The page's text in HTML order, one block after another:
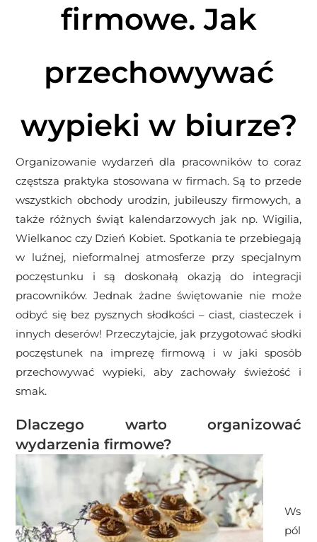
firmowe. Jak
przechowywać
wypieki w biurze?
Organizowanie wydarzeń dla pracowników to coraz
częstsza praktyka stosowana w firmach. Są to przede
wszystkich obchody urodzin, jubileuszy firmowych, a
także różnych świąt kalendarzowych jak np. Wigilia,
Wielkanoc czy Dzień Kobiet. Spotkania te przebiegają
w luźnej, nieformalnej atmosferze przy specjalnym
poczęstunku i są doskonałą okazją do integracji
pracowników. Jednak żadne świętowanie nie może
odbyć się bez pysznych słodkości – ciast, ciasteczek i
innych deserów! Przeczytajcie, jak przygotować słodki
poczęstunek na imprezę firmową i w jaki sposób
przechowywać wypieki, aby zachowały świeżość i
smak.
Dlaczego warto organizować
wydarzenia firmowe?
Ws
pól